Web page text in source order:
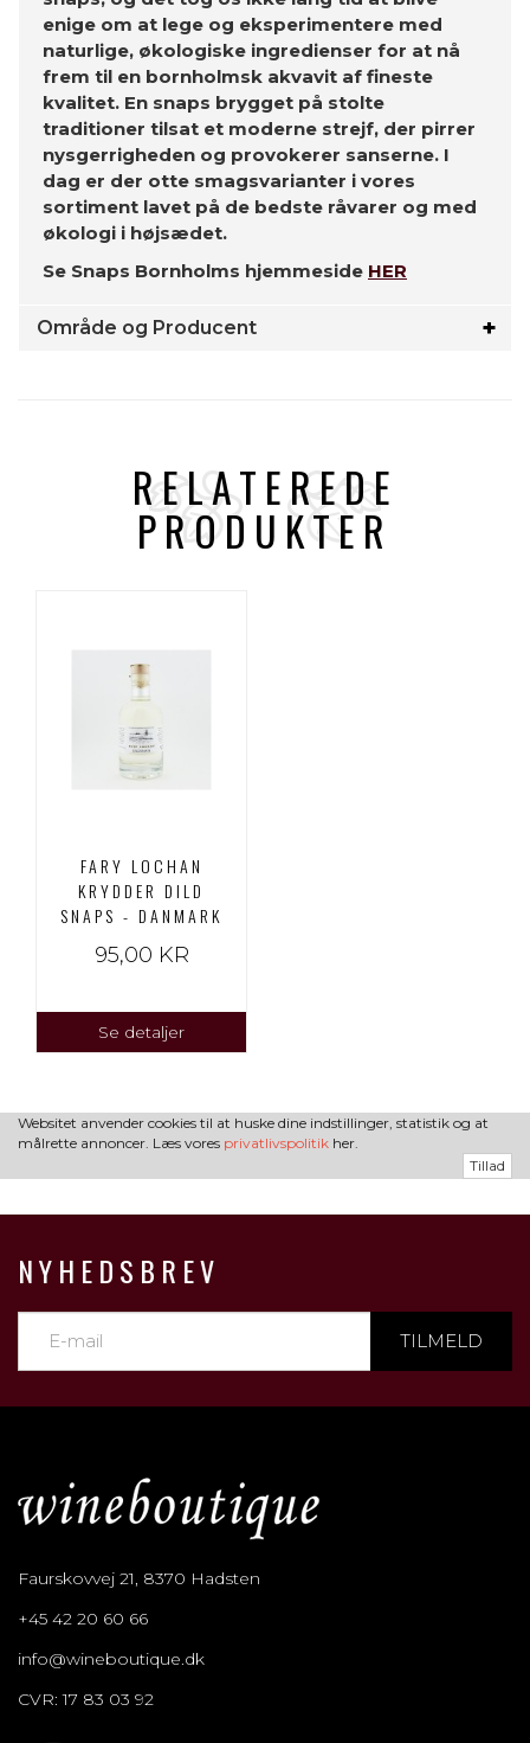
enige om at lege og eksperimentere med
naturlige, økologiske ingredienser for at nå
frem til en bornholmsk akvavit af fineste
kvalitet. En snaps brygget på stolte
traditioner tilsat et moderne strejf, der pirrer
nysgerrigheden og provokerer sanserne. I
dag er der otte smagsvarianter i vores
sortiment lavet på de bedste råvarer og med
økologi i højsædet.
Se Snaps Bornholms hjemmeside HER
Område og Producent
RELATEREDE
PRODUKTER
FARY LOCHAN
KRYDDER DILD
SNAPS - DANMARK
95,00 KR
Se detaljer
Websitet anvender cookies til at huske dine indstillinger, statistik og at
målrette annoncer. Læs vores privatlivspolitik her.
Tillad
NYHEDSBREV
TILMELD
Faurskovvej 21, 8370 Hadsten
+45 42 20 60 66
info@wineboutique.dk
CVR: 17 83 03 92